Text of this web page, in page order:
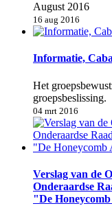
August 2016
16 aug 2016
Informatie,
Het
groepsbeslissing.
04 mrt 2016
Verslag van de
Onderaardse
"De